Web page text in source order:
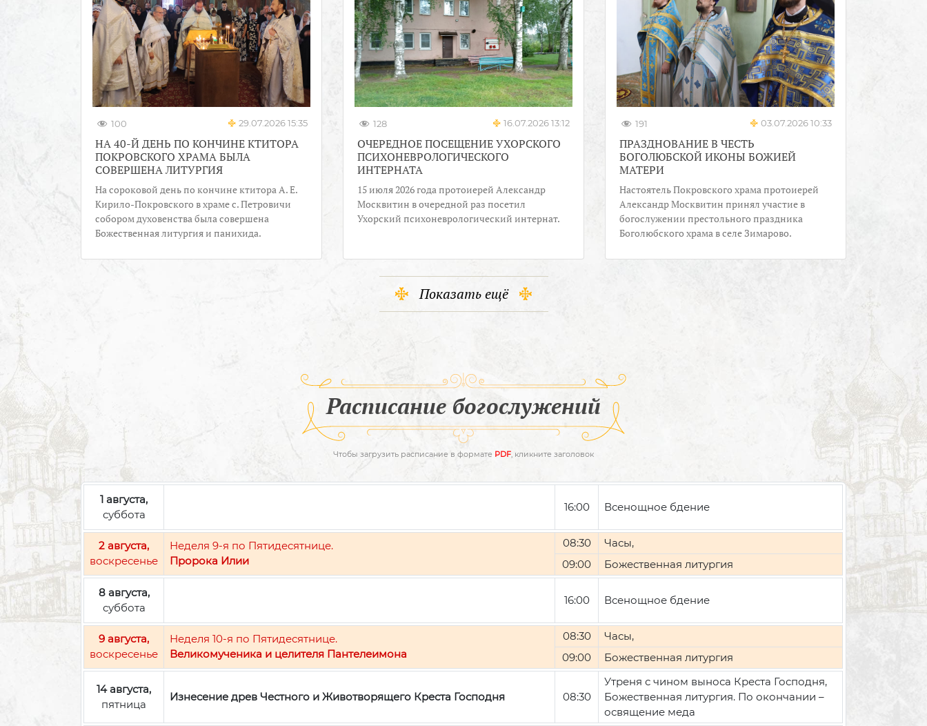
100 29.07.2026 15:35
НА 40-Й ДЕНЬ ПО КОНЧИНЕ КТИТОРА
ПОКРОВСКОГО ХРАМА БЫЛА
СОВЕРШЕНА ЛИТУРГИЯ
На сороковой день по кончине ктитора А. Е.
Кирило-Покровского в храме с. Петровичи
собором духовенства была совершена
Божественная литургия и панихида.
128 16.07.2026 13:12
ОЧЕРЕДНОЕ ПОСЕЩЕНИЕ УХОРСКОГО
ПСИХОНЕВРОЛОГИЧЕСКОГО
ИНТЕРНАТА
15 июля 2026 года протоиерей Александр
Москвитин в очередной раз посетил
Ухорский психоневрологический интернат.
191 03.07.2026 10:33
ПРАЗДНОВАНИЕ В ЧЕСТЬ
БОГОЛЮБСКОЙ ИКОНЫ БОЖИЕЙ
МАТЕРИ
Настоятель Покровского храма протоиерей
Александр Москвитин принял участие в
богослужении престольного праздника
Боголюбского храма в селе Зимарово.
Показать ещё
Расписание богослужений
Чтобы загрузить расписание в формате PDF, кликните заголовок
1 августа,
суббота
16:00 Всенощное бдение
2 августа,
воскресенье
Неделя 9-я по Пятидесятнице.
Пророка Илии
08:30
Часы,
09:00
Божественная литургия
8 августа,
суббота
16:00 Всенощное бдение
9 августа,
воскресенье
Неделя 10-я по Пятидесятнице.
Великомученика и целителя Пантелеимона
08:30
Часы,
09:00
Божественная литургия
14 августа,
пятница
Изнесение древ Честного и Животворящего Креста Господня 08:30
Утреня с чином выноса Креста Господня,
Божественная литургия. По окончании –
освящение меда